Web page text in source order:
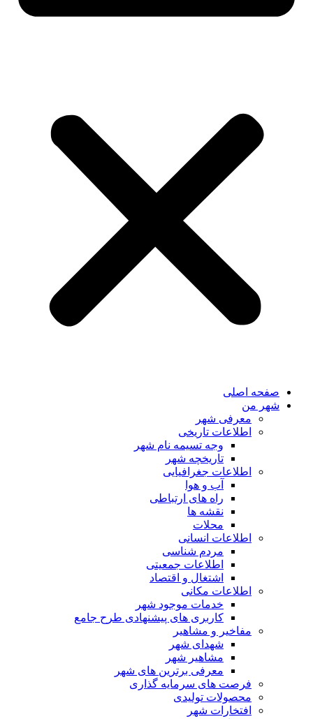
صفحه اصلی
شهر من
معرفی شهر
اطلاعات تاریخی
وجه تسیمه نام شهر
تاریخچه شهر
اطلاعات جغرافیایی
آب و هوا
راه های ارتباطی
نقشه ها
محلات
اطلاعات انسانی
مردم شناسی
اطلاعات جمعیتی
اشتغال و اقتصاد
اطلاعات مکانی
خدمات موجود شهر
کاربری های پیشنهادی طرح جامع
مفاخیر و مشاهیر
شهدای شهر
مشاهیر شهر
معرفی برترین های شهر
فرصت های سرمایه گذاری
محصولات تولیدی
افتخارات شهر